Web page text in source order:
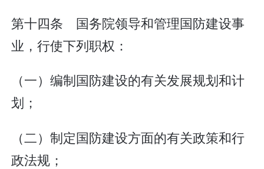
第十四条 国务院领导和管理国防建设事
业，行使下列职权：
（一）编制国防建设的有关发展规划和计
划；
（二）制定国防建设方面的有关政策和行
政法规；